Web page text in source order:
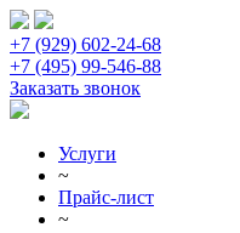
+7 (929) 602-24-68
+7 (495) 99-546-88
Заказать звонок
Услуги
~
Прайс-лист
~